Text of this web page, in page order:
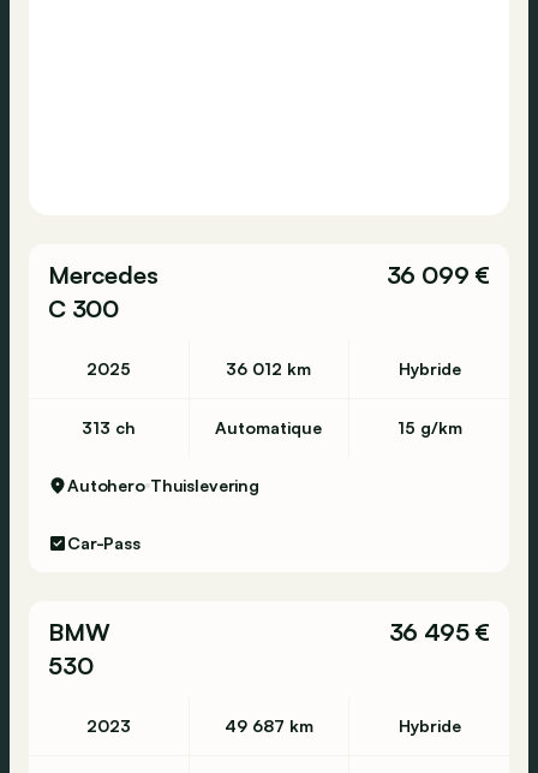
Mercedes
C 300
36 099 €
2025 36 012 km Hybride
313 ch Automatique 15 g/km
Autohero Thuislevering
Car-Pass
BMW
530
36 495 €
2023 49 687 km Hybride